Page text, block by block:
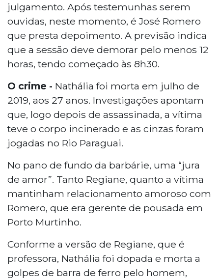
julgamento. Após testemunhas serem
ouvidas, neste momento, é José Romero
que presta depoimento. A previsão indica
que a sessão deve demorar pelo menos 12
horas, tendo começado às 8h30.
O crime - Nathália foi morta em julho de
2019, aos 27 anos. Investigações apontam
que, logo depois de assassinada, a vítima
teve o corpo incinerado e as cinzas foram
jogadas no Rio Paraguai.
No pano de fundo da barbárie, uma “jura
de amor”. Tanto Regiane, quanto a vítima
mantinham relacionamento amoroso com
Romero, que era gerente de pousada em
Porto Murtinho.
Conforme a versão de Regiane, que é
professora, Nathália foi dopada e morta a
golpes de barra de ferro pelo homem,